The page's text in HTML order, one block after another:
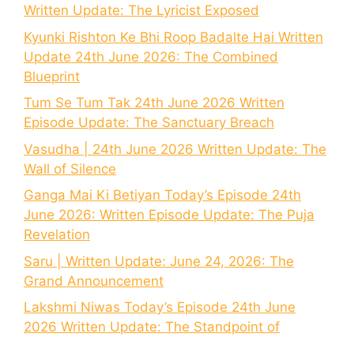
Written Update: The Lyricist Exposed
Kyunki Rishton Ke Bhi Roop Badalte Hai Written
Update 24th June 2026: The Combined
Blueprint
Tum Se Tum Tak 24th June 2026 Written
Episode Update: The Sanctuary Breach
Vasudha | 24th June 2026 Written Update: The
Wall of Silence
Ganga Mai Ki Betiyan Today’s Episode 24th
June 2026: Written Episode Update: The Puja
Revelation
Saru | Written Update: June 24, 2026: The
Grand Announcement
Lakshmi Niwas Today’s Episode 24th June
2026 Written Update: The Standpoint of